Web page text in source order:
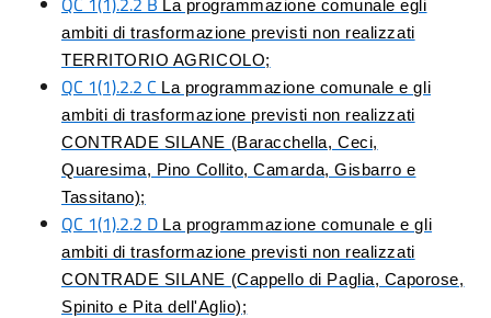
La programmazione comunale egli
ambiti di trasformazione previsti non realizzati
TERRITORIO AGRICOLO;
QC 1(1).2.2 C La programmazione comunale e gli
ambiti di trasformazione previsti non realizzati
CONTRADE SILANE (Baracchella, Ceci,
Quaresima, Pino Collito, Camarda, Gisbarro e
Tassitano);
QC 1(1).2.2 D La programmazione comunale e gli
ambiti di trasformazione previsti non realizzati
CONTRADE SILANE (Cappello di Paglia, Caporose,
Spinito e Pita dell'Aglio);